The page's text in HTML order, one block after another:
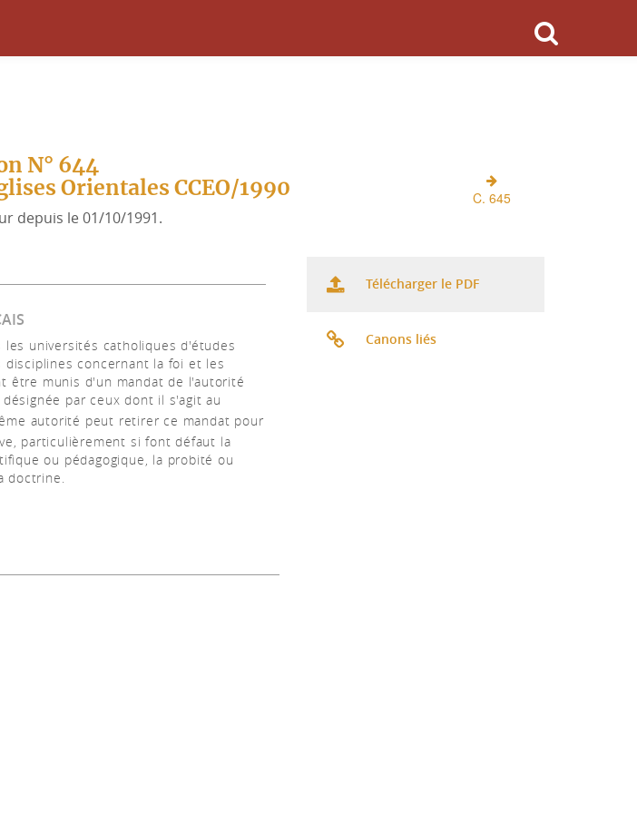
N° 644
Orientales CCEO/1990
depuis le 01/10/1991.
C. 645
les universités catholiques d'études
disciplines concernant la foi et les
être munis d'un mandat de l'autorité
par ceux dont il s'agit au
autorité peut retirer ce mandat pour
particulièrement si font défaut la
ou pédagogique, la probité ou
doctrine.
Télécharger le PDF
Canons liés